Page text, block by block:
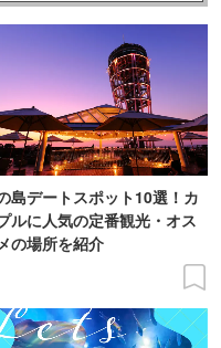
島デートスポット10選！カ
ルに人気の定番観光・オス
の場所を紹介